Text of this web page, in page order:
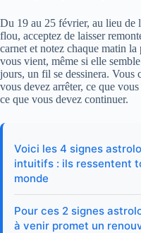
Du 19 au 25 février, au lieu de
flou, acceptez de laisser
carnet et notez chaque matin
vous vient, même si elle
jours, un fil se dessinera. Vous
vous devez arrêter, ce que
ce que vous devez continuer.
Voici les 4 signes
intuitifs : ils ressentent
monde
Pour ces 2 signes
à venir promet un